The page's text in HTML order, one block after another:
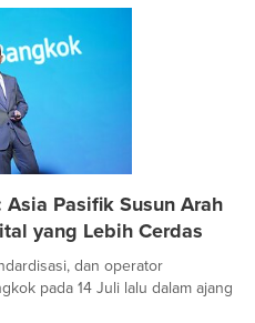
Pasifik Susun Arah
yang Lebih Cerdas
dan operator
pada 14 Juli lalu dalam ajang